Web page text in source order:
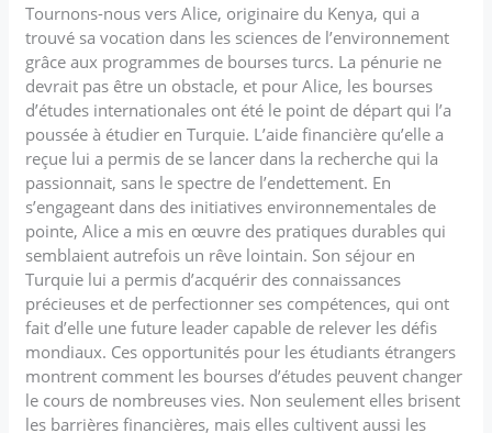
Tournons-nous vers Alice, originaire du Kenya, qui a
trouvé sa vocation dans les sciences de l’environnement
grâce aux programmes de bourses turcs. La pénurie ne
devrait pas être un obstacle, et pour Alice, les bourses
d’études internationales ont été le point de départ qui l’a
poussée à étudier en Turquie. L’aide financière qu’elle a
reçue lui a permis de se lancer dans la recherche qui la
passionnait, sans le spectre de l’endettement. En
s’engageant dans des initiatives environnementales de
pointe, Alice a mis en œuvre des pratiques durables qui
semblaient autrefois un rêve lointain. Son séjour en
Turquie lui a permis d’acquérir des connaissances
précieuses et de perfectionner ses compétences, qui ont
fait d’elle une future leader capable de relever les défis
mondiaux. Ces opportunités pour les étudiants étrangers
montrent comment les bourses d’études peuvent changer
le cours de nombreuses vies. Non seulement elles brisent
les barrières financières, mais elles cultivent aussi les